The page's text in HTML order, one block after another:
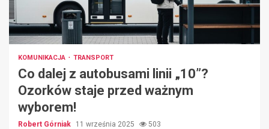
KOMUNIKACJA TRANSPORT
Co dalej z autobusami linii „10”?
Ozorków staje przed ważnym
wyborem!
Robert Górniak 11 września 2025 503